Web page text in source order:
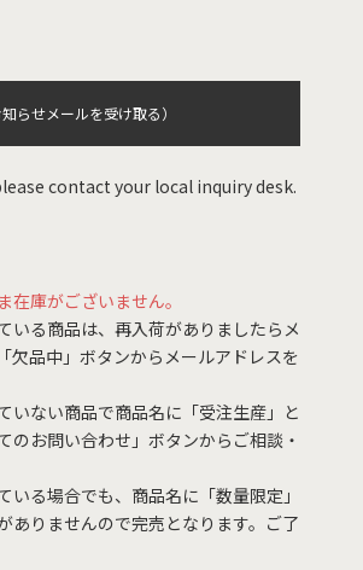
らせメールを受け取る）
contact your local inquiry desk.
庫がございません。
いる商品は、再入荷がありましたらメ
欠品中」ボタンからメールアドレスを
いない商品で商品名に「受注生産」と
のお問い合わせ」ボタンからご相談・
いる場合でも、商品名に「数量限定」
ありませんので完売となります。ご了